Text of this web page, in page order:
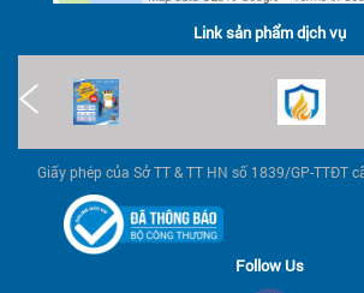
Link sản phẩm dịch vụ
Giấy phép của Sở TT & TT HN số 1839/GP-TTĐT
Follow Us